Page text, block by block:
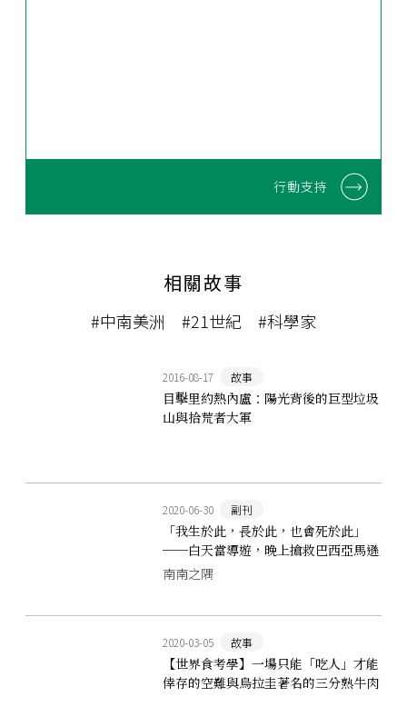
行動支持
相關故事
#中南美洲 #21世紀 #科學家
2016-08-17 故事
目擊里約熱內盧：陽光背後的巨型垃圾
山與拾荒者大軍
2020-06-30 副刊
「我生於此，長於此，也會死於此」
──白天當導遊，晚上搶救巴西亞馬遜
森林的救火人生
南南之隅
2020-03-05 故事
【世界食考學】一場只能「吃人」才能
倖存的空難與烏拉圭著名的三分熟牛肉